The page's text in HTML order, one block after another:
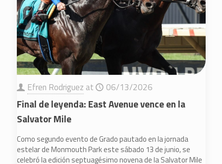
Efren Rodriguez at 06/13/2026
Final de leyenda: East Avenue vence en la
Salvator Mile
Como segundo evento de Grado pautado en la jornada
estelar de Monmouth Park este sábado 13 de junio, se
celebró la edición septuagésimo novena de la Salvator Mile